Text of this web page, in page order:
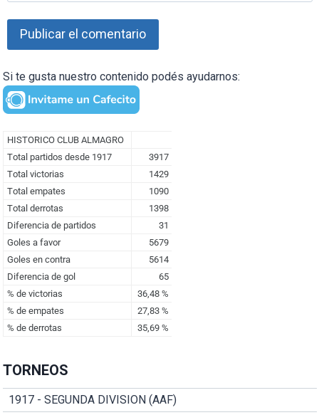
Si te gusta nuestro contenido podés ayudarnos:
TORNEOS
1917 - SEGUNDA DIVISION (AAF)